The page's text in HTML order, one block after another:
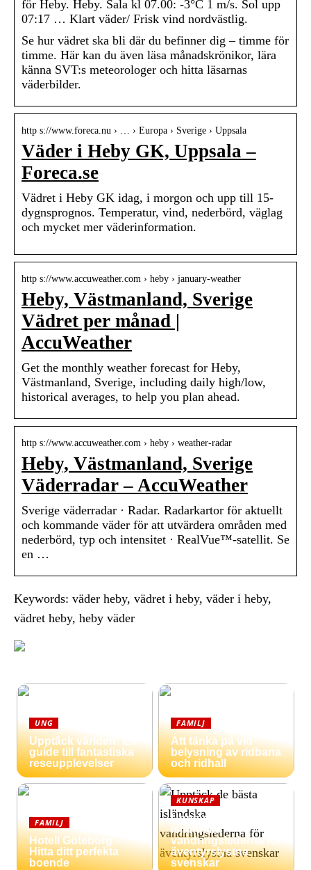
för Heby. Heby. Sala kl 07.00: -3°C 1 m/s. Sol upp
07:17 … Klart väder/ Frisk vind nordvästlig.
Se hur vädret ska bli där du befinner dig – timme för
timme. Här kan du även läsa månadskrönikor, lära
känna SVT:s meteorologer och hitta läsarnas
väderbilder.
http s://www.foreca.nu › … › Europa › Sverige › Uppsala
Väder i Heby GK, Uppsala –
Foreca.se
Vädret i Heby GK idag, i morgon och upp till 15-
dygnsprognos. Temperatur, vind, nederbörd, väglag
och mycket mer väderinformation.
http s://www.accuweather.com › heby › january-weather
Heby, Västmanland, Sverige
Vädret per månad |
AccuWeather
Get the monthly weather forecast for Heby,
Västmanland, Sverige, including daily high/low,
historical averages, to help you plan ahead.
http s://www.accuweather.com › heby › weather-radar
Heby, Västmanland, Sverige
Väderradar – AccuWeather
Sverige väderradar · Radar. Radarkartor för aktuellt
och kommande väder för att utvärdera områden med
nederbörd, typ och intensitet · RealVue™-satellit. Se
en …
Keywords: väder heby, vädret i heby, väder i heby,
vädret heby, heby väder
UNG
Upptäck världen: En
guide till fantastiska
reseupplevelser
FAMILJ
Att tänka på vid
belysning av ridbana
och ridhall
FAMILJ
Hotell Göteborg –
Hitta ditt perfekta
boende
KUNSKAP
Upptäck de bästa
isländska
vandringslederna för
äventyrslystna
svenskar